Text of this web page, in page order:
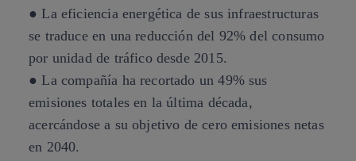
● La eficiencia energética de sus infraestructuras
se traduce en una reducción del 92% del consumo
por unidad de tráfico desde 2015.
● La compañía ha recortado un 49% sus
emisiones totales en la última década,
acercándose a su objetivo de cero emisiones netas
en 2040.